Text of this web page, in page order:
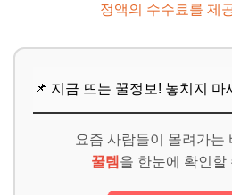
정액의 수수료를 제
📌 지금 뜨는 꿀정보! 놓치지 마
요즘 사람들이 몰려가는
꿀템 을 한눈에 확인할